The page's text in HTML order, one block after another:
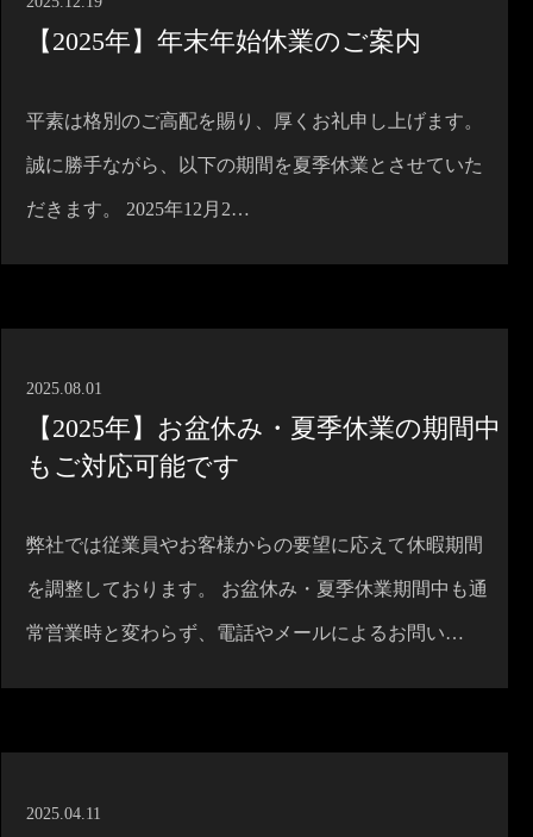
【2025年】年末年始休業のご案内
平素は格別のご高配を賜り、厚くお礼申し上げます。
誠に勝手ながら、以下の期間を夏季休業とさせていた
だきます。 2025年12月2…
2025.08.01
【2025年】お盆休み・夏季休業の期間中
もご対応可能です
弊社では従業員やお客様からの要望に応えて休暇期間
を調整しております。 お盆休み・夏季休業期間中も通
常営業時と変わらず、電話やメールによるお問い…
2025.04.11